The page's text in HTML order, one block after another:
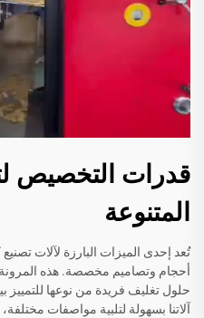
قدرات التخصيص
المتنوعة
تُعد إحدى الميزات البارزة لآلات
أحجام وتصاميم مخصصة. هذه
حلول تغليف فريدة من نوعها للتمييز
آلاتنا بسهولة لتلبية مواصفات